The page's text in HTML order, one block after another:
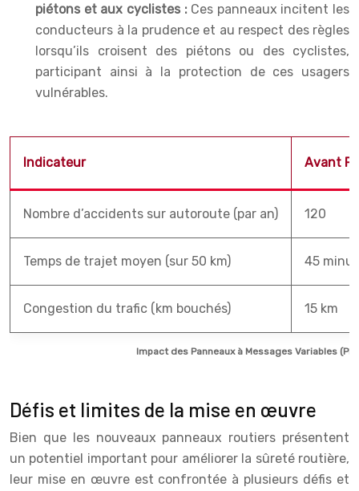
piétons et aux cyclistes : Ces panneaux incitent les
conducteurs à la prudence et au respect des règles
lorsqu’ils croisent des piétons ou des cyclistes,
participant ainsi à la protection de ces usagers
vulnérables.
Impact des Panneaux à Messages Variables
Indicateur Avant
Nombre d’accidents sur autoroute (par an) 120
Temps de trajet moyen (sur 50 km) 45
Congestion du trafic (km bouchés) 15 km
Défis et limites de la mise en œuvre
Bien que les nouveaux panneaux routiers présentent
un potentiel important pour améliorer la sûreté routière,
leur mise en œuvre est confrontée à plusieurs défis et